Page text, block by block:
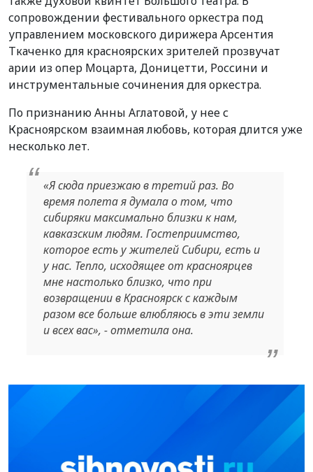
сопровождении фестивального оркестра под
управлением московского дирижера Арсентия
Ткаченко для красноярских зрителей прозвучат
арии из опер Моцарта, Доницетти, Россини и
инструментальные сочинения для оркестра.
По признанию Анны Аглатовой, у нее с
Красноярском взаимная любовь, которая длится уже
несколько лет.
«Я сюда приезжаю в третий раз. Во
время полета я думала о том, что
сибиряки максимально близки к нам,
кавказским людям. Гостеприимство,
которое есть у жителей Сибири, есть и
у нас. Тепло, исходящее от красноярцев
мне настолько близко, что при
возвращении в Красноярск с каждым
разом все больше влюбляюсь в эти земли
и всех вас», - отметила она.